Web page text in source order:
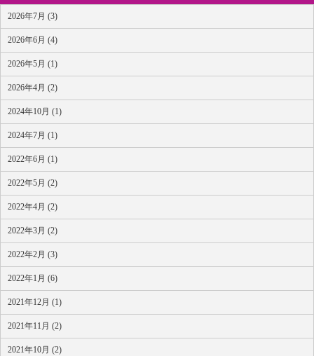
2026年7月 (3)
2026年6月 (4)
2026年5月 (1)
2026年4月 (2)
2024年10月 (1)
2024年7月 (1)
2022年6月 (1)
2022年5月 (2)
2022年4月 (2)
2022年3月 (2)
2022年2月 (3)
2022年1月 (6)
2021年12月 (1)
2021年11月 (2)
2021年10月 (2)